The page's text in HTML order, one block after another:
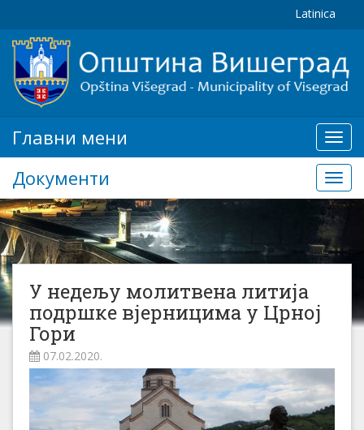
Latinica
мени
Главни мени
Документи
У недељу молитвена литија
подршке вјерницима у Црној
Гори
07.02.2020.